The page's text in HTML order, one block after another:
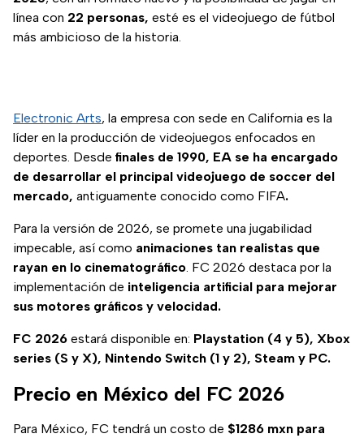
línea con 22 personas, esté es el videojuego de fútbol
más ambicioso de la historia.
Electronic Arts, la empresa con sede en California es la
líder en la producción de videojuegos enfocados en
deportes. Desde finales de 1990, EA se ha encargado
de desarrollar el principal videojuego de soccer del
mercado, antiguamente conocido como FIFA.
Para la versión de 2026, se promete una jugabilidad
impecable, así como animaciones tan realistas que
rayan en lo cinematográfico. FC 2026 destaca por la
implementación de inteligencia artificial para mejorar
sus motores gráficos y velocidad.
FC 2026 estará disponible en: Playstation (4 y 5), Xbox
series (S y X), Nintendo Switch (1 y 2), Steam y PC.
Precio en México del FC 2026
Para México, FC tendrá un costo de $1286 mxn para